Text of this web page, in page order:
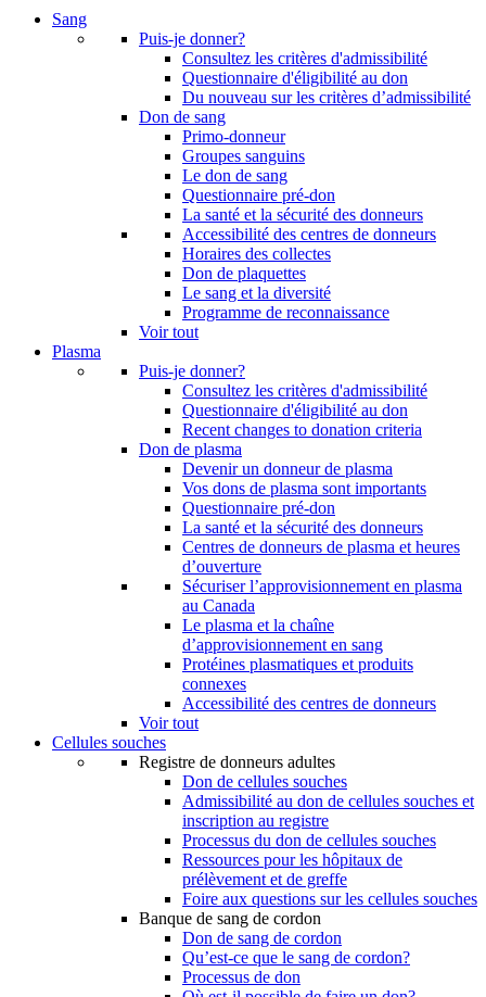
Sang
Puis-je donner?
Consultez les critères d'admissibilité
Questionnaire d'éligibilité au don
Du nouveau sur les critères d’admissibilité
Don de sang
Primo-donneur
Groupes sanguins
Le don de sang
Questionnaire pré-don
La santé et la sécurité des donneurs
Accessibilité des centres de donneurs
Horaires des collectes
Don de plaquettes
Le sang et la diversité
Programme de reconnaissance
Voir tout
Plasma
Puis-je donner?
Consultez les critères d'admissibilité
Questionnaire d'éligibilité au don
Recent changes to donation criteria
Don de plasma
Devenir un donneur de plasma
Vos dons de plasma sont importants
Questionnaire pré-don
La santé et la sécurité des donneurs
Centres de donneurs de plasma et heures
d’ouverture
Sécuriser l’approvisionnement en plasma
au Canada
Le plasma et la chaîne
d’approvisionnement en sang
Protéines plasmatiques et produits
connexes
Accessibilité des centres de donneurs
Voir tout
Cellules souches
Registre de donneurs adultes
Don de cellules souches
Admissibilité au don de cellules souches et
inscription au registre
Processus du don de cellules souches
Ressources pour les hôpitaux de
prélèvement et de greffe
Foire aux questions sur les cellules souches
Banque de sang de cordon
Don de sang de cordon
Qu’est-ce que le sang de cordon?
Processus de don